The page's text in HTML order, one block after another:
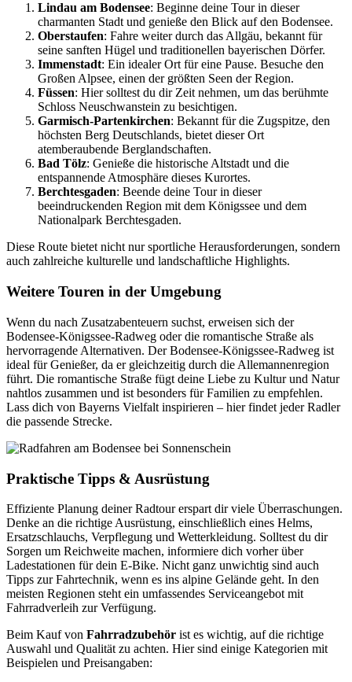
Lindau am Bodensee: Beginne deine Tour in dieser
charmanten Stadt und genieße den Blick auf den Bodensee.
Oberstaufen: Fahre weiter durch das Allgäu, bekannt für
seine sanften Hügel und traditionellen bayerischen Dörfer.
Immenstadt: Ein idealer Ort für eine Pause. Besuche den
Großen Alpsee, einen der größten Seen der Region.
Füssen: Hier solltest du dir Zeit nehmen, um das berühmte
Schloss Neuschwanstein zu besichtigen.
Garmisch-Partenkirchen: Bekannt für die Zugspitze, den
höchsten Berg Deutschlands, bietet dieser Ort
atemberaubende Berglandschaften.
Bad Tölz: Genieße die historische Altstadt und die
entspannende Atmosphäre dieses Kurortes.
Berchtesgaden: Beende deine Tour in dieser
beeindruckenden Region mit dem Königssee und dem
Nationalpark Berchtesgaden.
Diese Route bietet nicht nur sportliche Herausforderungen, sondern
auch zahlreiche kulturelle und landschaftliche Highlights.
Weitere Touren in der Umgebung
Wenn du nach Zusatzabenteuern suchst, erweisen sich der
Bodensee-Königssee-Radweg oder die romantische Straße als
hervorragende Alternativen. Der Bodensee-Königssee-Radweg ist
ideal für Genießer, da er gleichzeitig durch die Allemannenregion
führt. Die romantische Straße fügt deine Liebe zu Kultur und Natur
nahtlos zusammen und ist besonders für Familien zu empfehlen.
Lass dich von Bayerns Vielfalt inspirieren – hier findet jeder Radler
die passende Strecke.
Praktische Tipps & Ausrüstung
Effiziente Planung deiner Radtour erspart dir viele Überraschungen.
Denke an die richtige Ausrüstung, einschließlich eines Helms,
Ersatzschlauchs, Verpflegung und Wetterkleidung. Solltest du dir
Sorgen um Reichweite machen, informiere dich vorher über
Ladestationen für dein E-Bike. Nicht ganz unwichtig sind auch
Tipps zur Fahrtechnik, wenn es ins alpine Gelände geht. In den
meisten Regionen steht ein umfassendes Serviceangebot mit
Fahrradverleih zur Verfügung.
Beim Kauf von Fahrradzubehör ist es wichtig, auf die richtige
Auswahl und Qualität zu achten. Hier sind einige Kategorien mit
Beispielen und Preisangaben: